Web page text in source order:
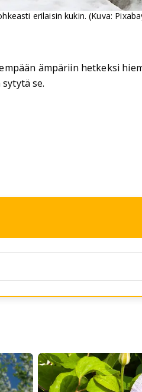
erilaisin kukin. (Kuva:
ämpäriin hetkeksi
se.